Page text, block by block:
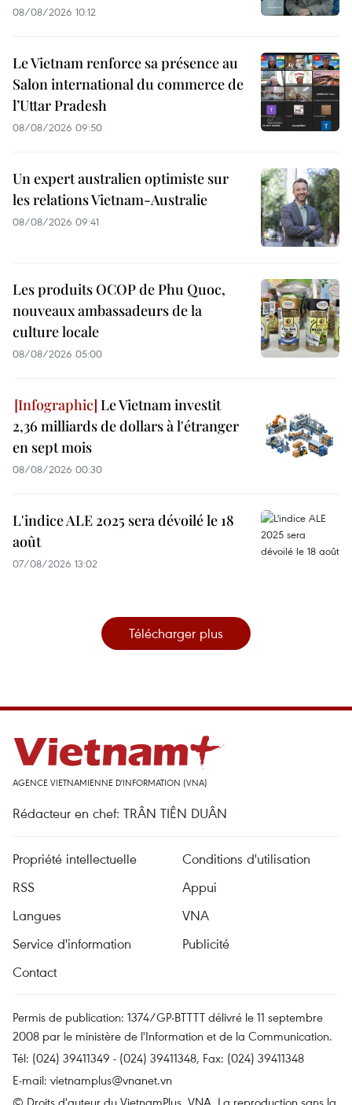
08/08/2026 10:12
Le Vietnam renforce sa présence au
Salon international du commerce de
l’Uttar Pradesh
08/08/2026 09:50
Un expert australien optimiste sur
les relations Vietnam-Australie
08/08/2026 09:41
Les produits OCOP de Phu Quoc,
nouveaux ambassadeurs de la
culture locale
08/08/2026 05:00
Le Vietnam investit
2,36 milliards de dollars à l'étranger
en sept mois
08/08/2026 00:30
L'indice ALE 2025 sera dévoilé le 18
août
07/08/2026 13:02
Télécharger plus
AGENCE VIETNAMIENNE D'INFORMATION (VNA)
Rédacteur en chef: TRÂN TIÊN DUÂN
Propriété intellectuelle
Conditions d'utilisation
RSS
Appui
Langues
VNA
Service d'information
Publicité
Contact
Permis de publication: 1374/GP-BTTTT délivré le 11 septembre
2008 par le ministère de l'Information et de la Communication.
Tél: (024) 39411349 - (024) 39411348, Fax: (024) 39411348
E-mail: vietnamplus@vnanet.vn
© Droits d'auteur du VietnamPlus, VNA. La reproduction sans la